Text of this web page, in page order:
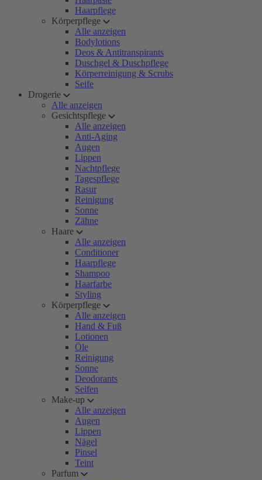
Haarpflege
Körperpflege
Alle anzeigen
Bodylotions
Deos & Antitranspirants
Duschgel & Duschpflege
Körperreinigung & Scrubs
Seife
Drogerie
Alle anzeigen
Gesichtspflege
Alle anzeigen
Anti-Aging
Augen
Lippen
Nachtpflege
Tagespflege
Rasur
Reinigung
Sonne
Zähne
Haare
Alle anzeigen
Conditioner
Haarpflege
Shampoo
Haarfarbe
Styling
Körperpflege
Alle anzeigen
Hand & Fuß
Lotionen
Öle
Reinigung
Sonne
Deodorants
Seifen
Make-up
Alle anzeigen
Augen
Lippen
Nägel
Pinsel
Teint
Parfum